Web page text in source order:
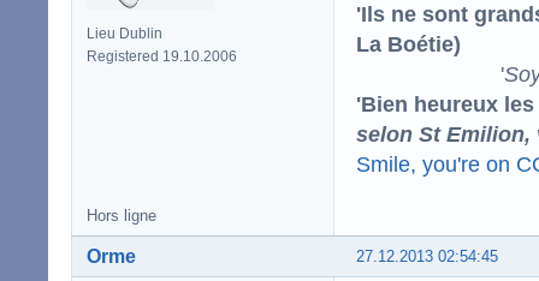
Lieu Dublin
Registered 19.10.2006
'Ils ne sont
La Boétie)
'
'Bien heureux
selon St Emilion,
Smile, you're on
Hors ligne
27.12.2013 02:54:45
Orme